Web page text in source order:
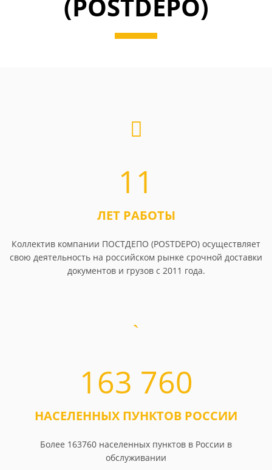
(POSTDEPO)
11
ЛЕТ РАБОТЫ
Коллектив компании ПОСТДЕПО (POSTDEPO) осуществляет
свою деятельность на российском рынке срочной доставки
документов и грузов с 2011 года.
163 760
НАСЕЛЕННЫХ ПУНКТОВ РОССИИ
Более 163760 населенных пунктов в России в
обслуживании